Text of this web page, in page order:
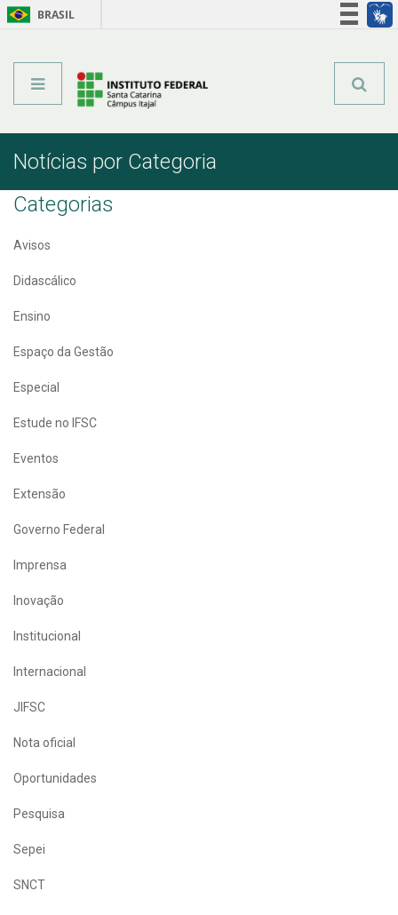
BRASIL
Notícias por Categoria
Categorias
Avisos
Didascálico
Ensino
Espaço da Gestão
Especial
Estude no IFSC
Eventos
Extensão
Governo Federal
Imprensa
Inovação
Institucional
Internacional
JIFSC
Nota oficial
Oportunidades
Pesquisa
Sepei
SNCT